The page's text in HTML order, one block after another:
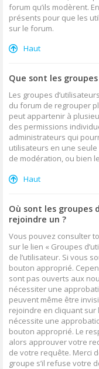
forum qu’ils modèrent.
présents pour que les
sur le forum.
Haut
Que sont les
Les groupes
du forum de regrouper
peut appartenir à
des permissions
administrateurs qui
utilisateurs en une
de modération, ou bien
Haut
Où sont les groupes
rejoindre un ?
Vous pouvez consulter
sur le lien « Groupes
de l’utilisateur. Si vous
bouton approprié.
sont pas ouverts aux
nécessiter une
peuvent même être
rejoindre en cliquant
nécessite une
bouton approprié. Le
alors approuver votre
de votre requête. Merci
groupe s’il refuse votre